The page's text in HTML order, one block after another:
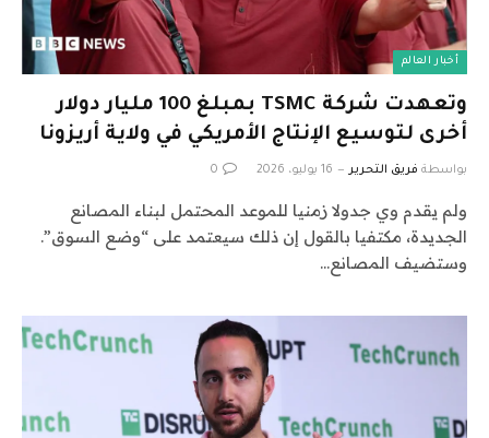
أخبار العالم
وتعهدت شركة TSMC بمبلغ 100 مليار دولار
أخرى لتوسيع الإنتاج الأمريكي في ولاية أريزونا
بواسطة فريق التحرير 16 يوليو، 2026 0
ولم يقدم وي جدولا زمنيا للموعد المحتمل لبناء المصانع
الجديدة، مكتفيا بالقول إن ذلك سيعتمد على “وضع السوق”.
وستضيف المصانع…